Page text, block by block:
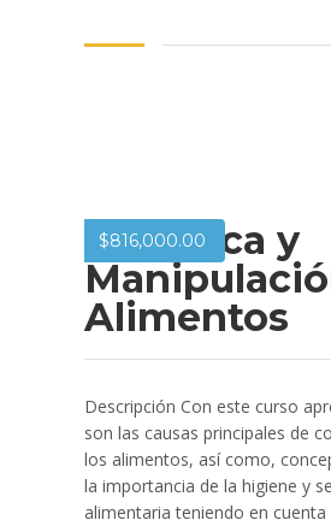
$816,000.00
Dietética y
Alimentos
Descripción Con este curso
son las causas principales de
los alimentos, así como,
la importancia de la higiene y
alimentaria teniendo en cuenta